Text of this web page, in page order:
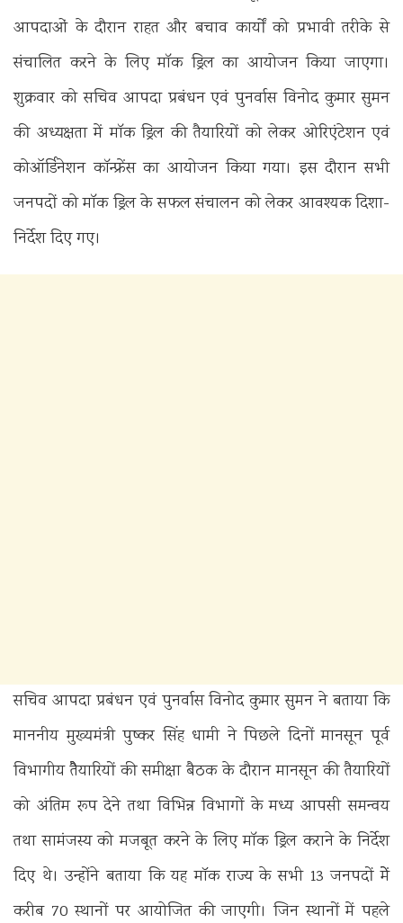
आपदाओं के दौरान राहत और बचाव कार्यों को प्रभावी तरीके से
संचालित करने के लिए मॉक ड्रिल का आयोजन किया जाएगा।
शुक्रवार को सचिव आपदा प्रबंधन एवं पुनर्वास विनोद कुमार सुमन
की अध्यक्षता में मॉक ड्रिल की तैयारियों को लेकर ओरिएंटेशन एवं
कोऑर्डिनेशन कॉन्फ्रेंस का आयोजन किया गया। इस दौरान सभी
जनपदों को मॉक ड्रिल के सफल संचालन को लेकर आवश्यक दिशा-
निर्देश दिए गए।
सचिव आपदा प्रबंधन एवं पुनर्वास विनोद कुमार सुमन ने बताया कि
माननीय मुख्यमंत्री पुष्कर सिंह धामी ने पिछले दिनों मानसून पूर्व
विभागीय तैैयारियों की समीक्षा बैठक के दौरान मानसून की तैयारियों
को अंतिम रूप देने तथा विभिन्न विभागों के मध्य आपसी समन्वय
तथा सामंजस्य को मजबूत करने के लिए मॉक ड्रिल कराने के निर्देश
दिए थे। उन्होंने बताया कि यह माॅक राज्य के सभी 13 जनपदों मेें
करीब 70 स्थानों पर आयोजित की जाएगी। जिन स्थानों में पहले